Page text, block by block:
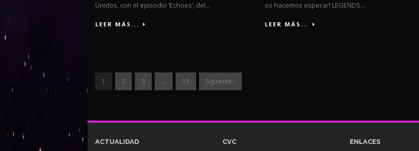
Unidos, con el episodio ‘Echoes’, del...
LEER MÁS...
os hacemos esperar! LEGENDS...
LEER MÁS...
1 2 3 … 15 Siguiente ›
ACTUALIDAD CVC ENLACES